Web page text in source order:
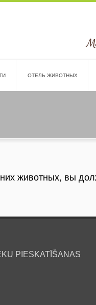
ОТЕЛЬ ЖИВОТНЫХ
животных, вы
PIESKATĪŠANAS